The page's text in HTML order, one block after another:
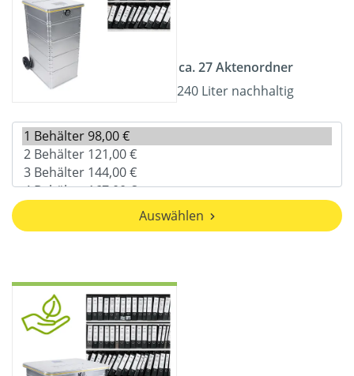
ca. 27 Aktenordner
240 Liter nachhaltig
Auswählen